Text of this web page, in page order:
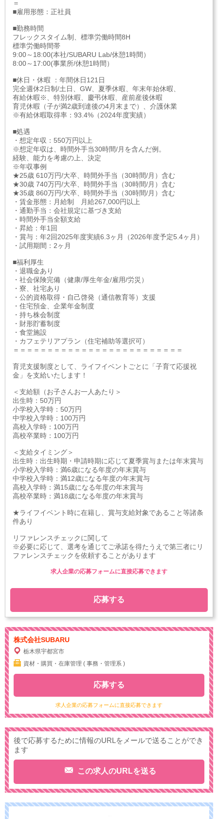
＝
■雇用形態：正社員
■勤務時間
フレックスタイム制、標準労働時間8H
標準労働時間帯
9:00～18:00(本社/SUBARU Lab/休憩1時間）
8:00～17:00(事業所/休憩1時間）
■休日・休暇 ：年間休日121日
完全週休2日制/土日、GW、夏季休暇、年末年始休暇、
有給休暇※、特別休暇、慶弔休暇、産前産後休暇
育児休暇（子が満2歳到達後の4月末まで）、介護休業
※有給休暇取得率：93.4%（2024年度実績）
■処遇
・想定年収：550万円以上
※想定年収は、時間外手当30時間/月を含んだ例。
経験、能力を考慮の上、決定
※年収事例
★25歳 610万円/大卒、時間外手当（30時間/月）含む
★30歳 740万円/大卒、時間外手当（30時間/月）含む
★35歳 860万円/大卒、時間外手当（30時間/月）含む
・賃金形態：月給制 月給267,000円以上
・通勤手当：会社規定に基づき支給
・時間外手当全額支給
・昇給：年1回
・賞与：年2回2025年度実績6.3ヶ月（2026年度予定5.4ヶ月）
・試用期間：2ヶ月
■福利厚生
・退職金あり
・社会保険完備（健康/厚生年金/雇用/労災）
・寮、社宅あり
・公的資格取得・自己啓発（通信教育等）支援
・住宅預金、企業年金制度
・持ち株会制度
・財形貯蓄制度
・食堂施設
・カフェテリアプラン（住宅補助等選択可）
＝＝＝＝＝＝＝＝＝＝＝＝＝＝＝＝＝＝＝＝＝＝＝＝＝
育児支援制度として、ライフイベントごとに「子育て応援祝
金」を支給いたします！
＜支給額（お子さんお一人あたり＞
出生時：50万円
小学校入学時：50万円
中学校入学時：100万円
高校入学時：100万円
高校卒業時：100万円
＜支給タイミング＞
出生時：出生時期・申請時期に応じて夏季賞与または年末賞与
小学校入学時：満6歳になる年度の年末賞与
中学校入学時：満12歳になる年度の年末賞与
高校入学時：満15歳になる年度の年末賞与
高校卒業時：満18歳になる年度の年末賞与
★ライフイベント時に在籍し、賞与支給対象であること等諸条
件あり
リファレンスチェックに関して
※必要に応じて、選考を通じてご承諾を得たうえで第三者にリ
ファレンスチェックを依頼することがあります
応募する
求人企業の応募フォームに直接応募できます
株式会社SUBARU
栃木県宇都宮市
資材・購買・在庫管理 ( 事務・管理系 )
求人企業の応募フォームに直接応募できます
応募する
後で応募するために情報のURLをメールで送ることができ
ます
この求人のURLを送る